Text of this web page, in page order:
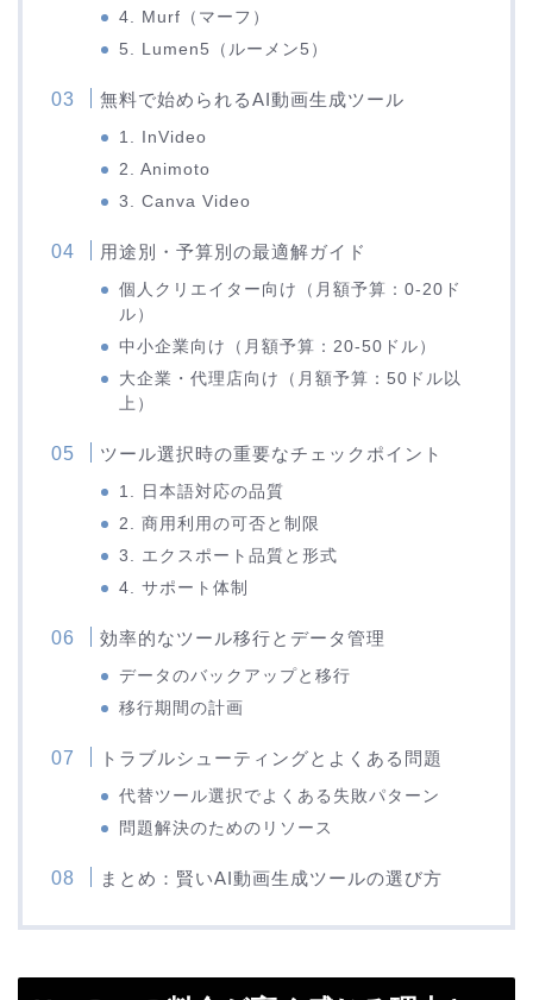
4. Murf（マーフ）
5. Lumen5（ルーメン5）
無料で始められるAI動画生成ツール
1. InVideo
2. Animoto
3. Canva Video
用途別・予算別の最適解ガイド
個人クリエイター向け（月額予算：0-20ド
ル）
中小企業向け（月額予算：20-50ドル）
大企業・代理店向け（月額予算：50ドル以
上）
ツール選択時の重要なチェックポイント
1. 日本語対応の品質
2. 商用利用の可否と制限
3. エクスポート品質と形式
4. サポート体制
効率的なツール移行とデータ管理
データのバックアップと移行
移行期間の計画
トラブルシューティングとよくある問題
代替ツール選択でよくある失敗パターン
問題解決のためのリソース
まとめ：賢いAI動画生成ツールの選び方